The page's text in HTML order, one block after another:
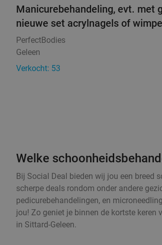
Manicurebehandeling, evt. met
nieuwe set acrylnagels of
PerfectBodies
Geleen
Verkocht: 53
Welke
Bij Social Deal bieden wij jou een breed
scherpe deals rondom onder andere
pedicurebehandelingen, en
jou! Zo geniet je binnen de kortste
in Sittard-Geleen.